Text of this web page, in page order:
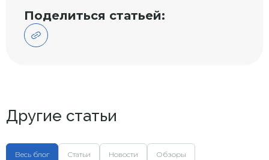
Поделиться статьей:
Другие статьи
Весь блог Статьи Новости Обзоры